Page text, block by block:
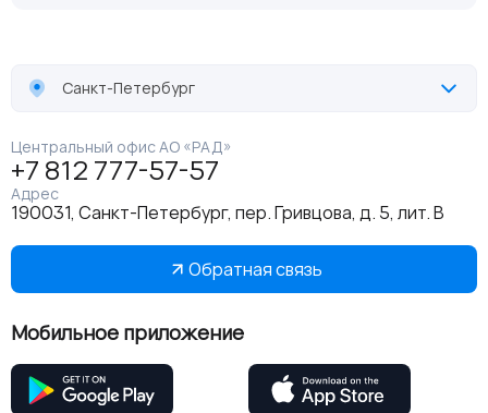
Санкт-Петербург
Центральный офис АО «РАД»
+7 812 777-57-57
Адрес
190031, Санкт-Петербург, пер. Гривцова, д. 5, лит. В
Обратная связь
Мобильное приложение